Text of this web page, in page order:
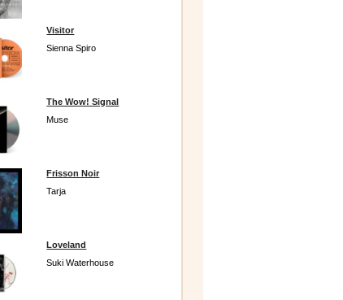
Visitor
Sienna Spiro
The Wow! Signal
Muse
Frisson Noir
Tarja
Loveland
Suki Waterhouse